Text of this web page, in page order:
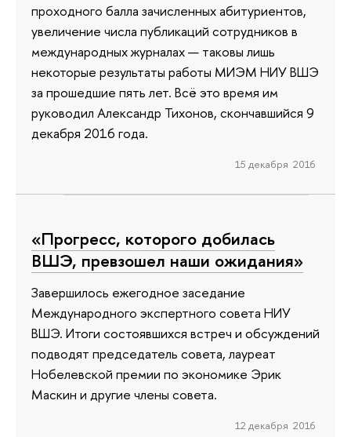
проходного балла зачисленных абитуриентов,
увеличение числа публикаций сотрудников в
международных журналах — таковы лишь
некоторые результаты работы МИЭМ НИУ ВШЭ
за прошедшие пять лет. Всё это время им
руководил Александр Тихонов, скончавшийся 9
декабря 2016 года.
15 декабря 2016
«Прогресс, которого добилась
ВШЭ, превзошел наши ожидания»
Завершилось ежегодное заседание
Международного экспертного совета НИУ
ВШЭ. Итоги состоявшихся встреч и обсуждений
подводят председатель совета, лауреат
Нобелевской премии по экономике Эрик
Маскин и другие члены совета.
12 декабря 2016